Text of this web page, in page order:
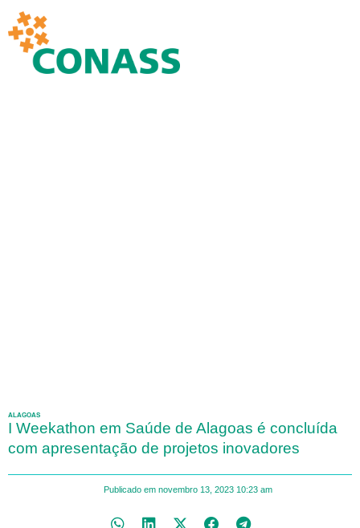
ALAGOAS
I Weekathon em Saúde de Alagoas é concluída
com apresentação de projetos inovadores
Publicado em novembro 13, 2023 10:23 am